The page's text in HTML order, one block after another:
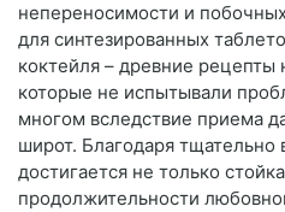
непереносимости и
для синтезированных
коктейля – древние рецепты
которые не испытывали
многом вследствие приема
широт. Благодаря
достигается не только
продолжительности